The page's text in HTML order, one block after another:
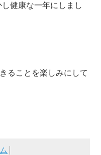
健康な一年にしまし
ることを楽しみにして